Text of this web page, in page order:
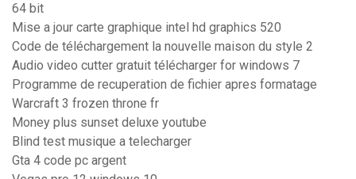
64 bit
Mise a jour carte graphique intel hd graphics 520
Code de téléchargement la nouvelle maison du style 2
Audio video cutter gratuit télécharger for windows 7
Programme de recuperation de fichier apres formatage
Warcraft 3 frozen throne fr
Money plus sunset deluxe youtube
Blind test musique a telecharger
Gta 4 code pc argent